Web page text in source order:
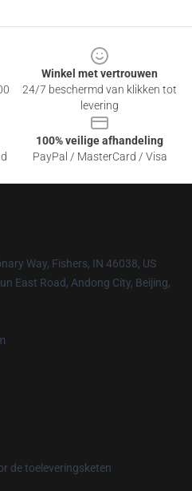
Winkel met vertrouwen
24/7 beschermd van klikken tot
levering
100% veilige afhandeling
PayPal / MasterCard / Visa
Way, Fishers, IN 46038, US
East Road, Andong City, Beijing,
de toeleveringsketen